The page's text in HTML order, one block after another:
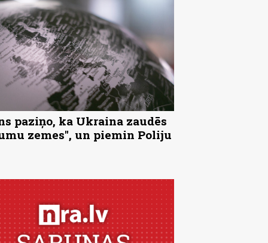
paziņo, ka Ukraina zaudēs
zemes", un piemin Poliju